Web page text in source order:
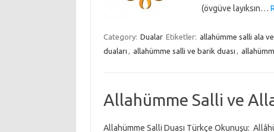
(övgüve layıksın…
Category: Dualar Etiketler: allahümme salli ala
duaları , allahümme salli ve barik duası ,
Allahümme Salli ve
Allahümme Salli Duası Türkçe Okunuşu: